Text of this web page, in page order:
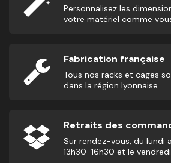
Personnalisez les
votre matériel comme
Fabrication française
Tous nos racks et cages
dans la région lyonnaise.
Retraits des
Sur rendez-vous, du lundi
13h30-16h30 et le